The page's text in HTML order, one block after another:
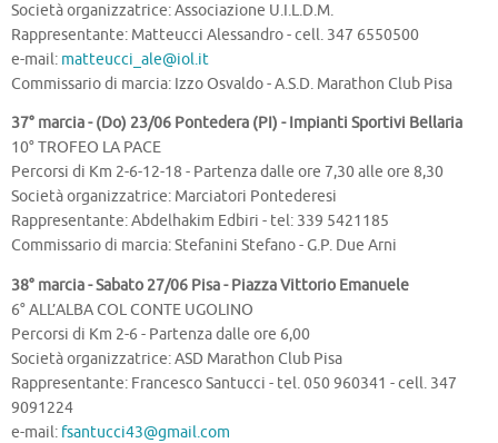
Società organizzatrice: Associazione U.I.L.D.M.
Rappresentante: Matteucci Alessandro - cell. 347 6550500
e-mail: matteucci_ale@iol.it
Commissario di marcia: Izzo Osvaldo - A.S.D. Marathon Club Pisa
37° marcia - (Do) 23/06 Pontedera (PI) - Impianti Sportivi Bellaria
10° TROFEO LA PACE
Percorsi di Km 2-6-12-18 - Partenza dalle ore 7,30 alle ore 8,30
Società organizzatrice: Marciatori Pontederesi
Rappresentante: Abdelhakim Edbiri - tel: 339 5421185
Commissario di marcia: Stefanini Stefano - G.P. Due Arni
38° marcia - Sabato 27/06 Pisa - Piazza Vittorio Emanuele
6° ALL’ALBA COL CONTE UGOLINO
Percorsi di Km 2-6 - Partenza dalle ore 6,00
Società organizzatrice: ASD Marathon Club Pisa
Rappresentante: Francesco Santucci - tel. 050 960341 - cell. 347
9091224
e-mail: fsantucci43@gmail.com